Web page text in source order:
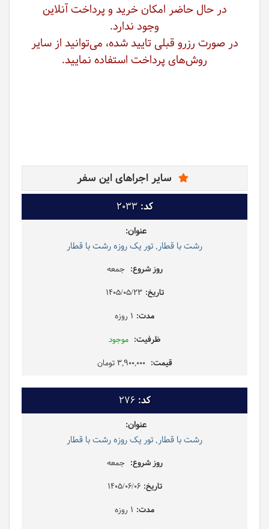
در حال حاضر امکان خرید و پرداخت آنلاین
وجود ندارد.
در صورت رزرو قبلی تایید شده، می‌توانید از سایر
روش‌های پرداخت استفاده نمایید.
سایر اجراهای این سفر
2033
رشت با قطار, تور یک روزه رشت با قطار
جمعه
1405/05/23
1 روزه
موجود
3,900,000 تومان
276
رشت با قطار, تور یک روزه رشت با قطار
جمعه
1405/06/06
1 روزه